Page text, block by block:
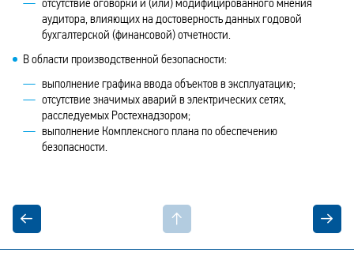
отсутствие оговорки и (или) модифицированного мнения
аудитора, влияющих на достоверность данных годовой
бухгалтерской (финансовой) отчетности.
В области производственной безопасности:
выполнение графика ввода объектов в эксплуатацию;
отсутствие значимых аварий в электрических сетях,
расследуемых Ростехнадзором;
выполнение Комплексного плана по обеспечению
безопасности.